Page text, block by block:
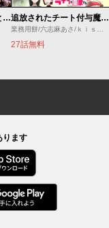
今夜もシリアルキラーと待ち合わせ 追放されたチート付与魔術師は気ままなセカンドライフを謳歌する。 ～俺は武器だけじゃなく、あらゆるものに『強化ポイント』を付与できるし、俺の意思でいつでも効果を解除できるけど、残った人たち大丈夫？～
業務用餅/六志麻あさ/ｋｉｓｕｉ
27話無料
ります